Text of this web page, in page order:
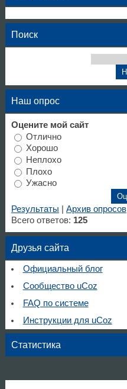
Поиск
Наш опрос
Оцените мой сайт
Отлично
Хорошо
Неплохо
Плохо
Ужасно
Результаты
Архив опросов
Всего ответов: 125
Друзья сайта
Официальный блог
Сообщество uCoz
FAQ по системе
Инструкции для uCoz
Статистика